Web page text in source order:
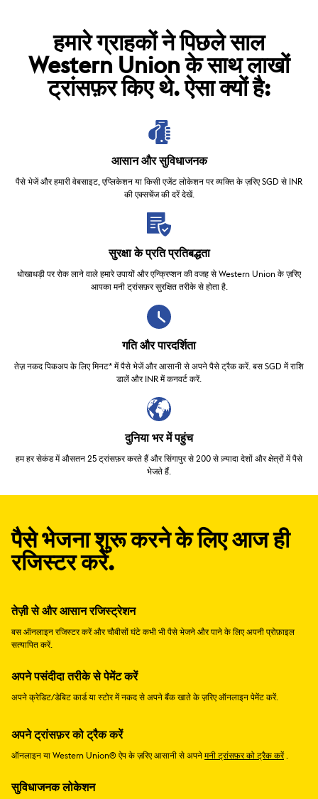
हमारे ग्राहकों ने पिछले साल
Western Union के साथ लाखों
ट्रांसफ़र किए थे. ऐसा क्यों है:
आसान और सुविधाजनक
पैसे भेजें और हमारी वेबसाइट, एप्लिकेशन या किसी एजेंट लोकेशन पर व्यक्ति के ज़रिए SGD से INR
की एक्सचेंज की दरें देखें.
सुरक्षा के प्रति प्रतिबद्धता
धोखाधड़ी पर रोक लाने वाले हमारे उपायों और एन्क्रिप्शन की वजह से Western Union के ज़रिए
आपका मनी ट्रांसफ़र सुरक्षित तरीके से होता है.
गति और पारदर्शिता
तेज़ नकद पिकअप के लिए मिनट* में पैसे भेजें और आसानी से अपने पैसे ट्रैक करें. बस SGD में राशि
डालें और INR में कनवर्ट करें.
दुनिया भर में पहुंच
हम हर सेकंड में औसतन 25 ट्रांसफ़र करते हैं और सिंगापुर से 200 से ज़्यादा देशों और क्षेत्रों में पैसे
भेजते हैं.
पैसे भेजना शुरू करने के लिए आज ही
रजिस्टर करें.
तेज़ी से और आसान रजिस्ट्रेशन
बस ऑनलाइन रजिस्टर करें और चौबीसों घंटे कभी भी पैसे भेजने और पाने के लिए अपनी प्रोफ़ाइल
सत्यापित करें.
अपने पसंदीदा तरीके से पेमेंट करें
अपने क्रेडिट/डेबिट कार्ड या स्टोर में नकद से अपने बैंक खाते के ज़रिए ऑनलाइन पेमेंट करें.
अपने ट्रांसफ़र को ट्रैक करें
ऑनलाइन या Western Union® ऐप के ज़रिए आसानी से अपने मनी ट्रांसफ़र को ट्रैक करें.
सुविधाजनक लोकेशन